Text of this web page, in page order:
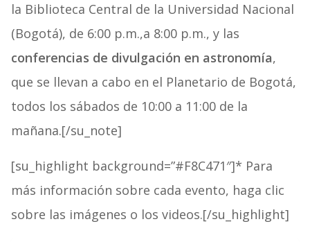
la Biblioteca Central de la Universidad Nacional
(Bogotá), de 6:00 p.m.,a 8:00 p.m., y las
conferencias de divulgación en astronomía,
que se llevan a cabo en el Planetario de Bogotá,
todos los sábados de 10:00 a 11:00 de la
mañana.[/su_note]
[su_highlight background=”#F8C471″]* Para
más información sobre cada evento, haga clic
sobre las imágenes o los videos.[/su_highlight]